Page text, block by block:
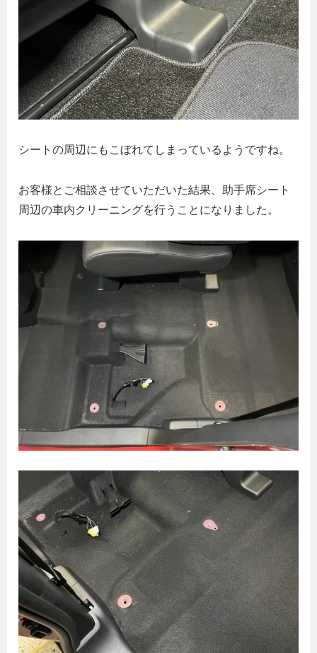
シートの周辺にもこぼれてしまっているようですね。
お客様とご相談させていただいた結果、助手席シート
周辺の車内クリーニングを行うことになりました。